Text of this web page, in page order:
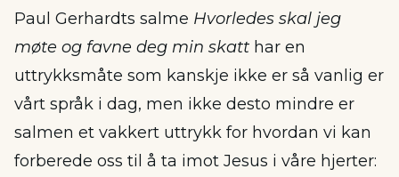
Paul Gerhardts salme Hvorledes skal jeg
møte og favne deg min skatt har en
uttrykksmåte som kanskje ikke er så vanlig er
vårt språk i dag, men ikke desto mindre er
salmen et vakkert uttrykk for hvordan vi kan
forberede oss til å ta imot Jesus i våre hjerter: